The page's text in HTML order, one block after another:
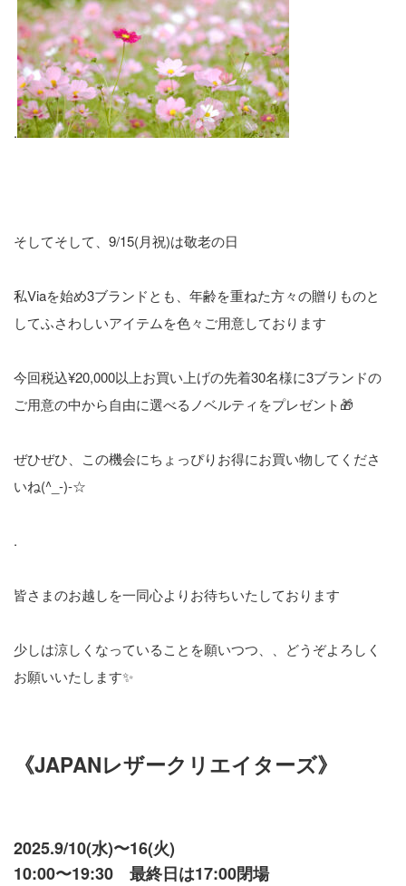
.
そしてそして、9/15(月祝)は敬老の日
私Viaを始め3ブランドとも、年齢を重ねた方々の贈りものと
してふさわしいアイテムを色々ご用意しております
今回税込¥20,000以上お買い上げの先着30名様に3ブランドの
ご用意の中から自由に選べるノベルティをプレゼント🎁
ぜひぜひ、この機会にちょっぴりお得にお買い物してくださ
いね(^_-)-☆
.
皆さまのお越しを一同心よりお待ちいたしております
少しは涼しくなっていることを願いつつ、、どうぞよろしく
お願いいたします✨
《JAPANレザークリエイターズ》
2025.9/10(水)〜16(火)
10:00〜19:30 最終日は17:00閉場